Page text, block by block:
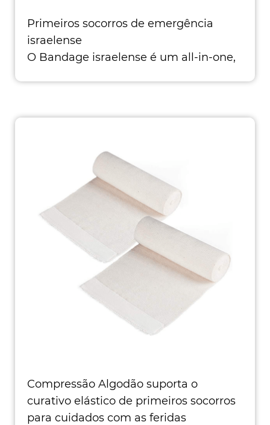
Primeiros socorros de emergência
israelense
O Bandage israelense é um all-in-one,
Compressão Algodão suporta o
curativo elástico de primeiros socorros
para cuidados com as feridas